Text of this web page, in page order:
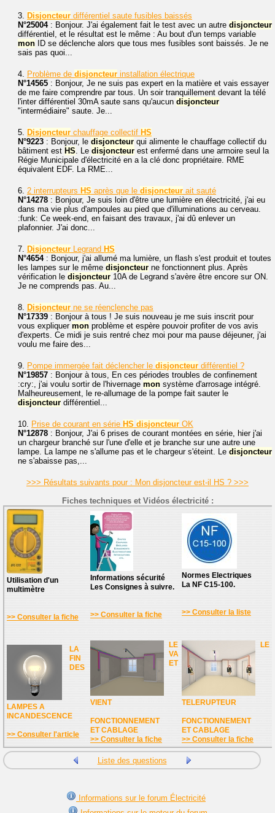
3. Disjoncteur différentiel saute fusibles baissés
N°25004: Bonjour. J'ai également fait le test avec un autre disjoncteur
différentiel, et le résultat est le même : Au bout d'un temps variable
mon ID se déclenche alors que tous mes fusibles sont baissés. Je ne
sais pas quoi...
4. Problème de disjoncteur installation électrique
N°14565 : Bonjour, Je ne suis pas expert en la matière et vais essayer
de me faire comprendre par tous. Un soir tranquillement devant la télé
l'inter différentiel 30mA saute sans qu'aucun disjoncteur
"intermédiaire" saute. Je...
5. Disjoncteur chauffage collectif HS
N°9223 : Bonjour, le disjoncteur qui alimente le chauffage collectif du
bâtiment est HS. Le disjoncteur est enfermé dans une armoire seul la
Régie Municipale d'électricité en a la clé donc propriétaire. RME
équivalent EDF. La RME...
6. 2 interrupteurs HS après que le disjoncteur ait sauté
N°14278 : Bonjour, Je suis loin d'être une lumière en électricité, j'ai eu
dans ma vie plus d'ampoules au pied que d'illuminations au cerveau.
:funk: Ce week-end, en faisant des travaux, j'ai dû enlever un
plafonnier. J'ai donc...
7. Disjoncteur Legrand HS
N°4654: Bonjour, j'ai allumé ma lumière, un flash s'est produit et toutes
les lampes sur le même disjoncteur ne fonctionnent plus. Après
vérification le disjoncteur 10A de Legrand s'avère être encore sur ON.
Je ne comprends pas. Au...
8. Disjoncteur ne se réenclenche pas
N°17339 : Bonjour à tous ! Je suis nouveau je me suis inscrit pour
vous expliquer mon problème et espère pouvoir profiter de vos avis
d'experts. Ce midi je suis rentré chez moi pour ma pause déjeuner, j'ai
voulu me faire des...
9. Pompe immergée fait déclencher le disjoncteur différentiel ?
N°19857 : Bonjour à tous, En ces périodes troubles de confinement
:cry:, j'ai voulu sortir de l'hivernage mon système d'arrosage intégré.
Malheureusement, le re-allumage de la pompe fait sauter le
disjoncteur différentiel...
10. Prise de courant en série HS disjoncteur OK
N°12878 : Bonjour, J'ai 6 prises de courant montées en série, hier j'ai
un chargeur branché sur l'une d'elle et je branche sur une autre une
lampe. La lampe ne s'allume pas et le chargeur s'éteint. Le disjoncteur
ne s'abaisse pas,...
>>> Résultats suivants pour : Mon disjoncteur est-il HS ? >>>
Fiches techniques et Vidéos électricité :
Utilisation d'un
multimètre
>> Consulter la fiche
Informations sécurité
Les Consignes à suivre.
>> Consulter la fiche
Normes Electriques
La NF C15-100.
>> Consulter la liste
LA
FIN
DES
LAMPES A
INCANDESCENCE
>> Consulter l'article
LE
VA
ET
VIENT
FONCTIONNEMENT
ET CABLAGE
>> Consulter la fiche
LE
TELERUPTEUR
FONCTIONNEMENT
ET CABLAGE
>> Consulter la fiche
Liste des questions
Informations sur le forum Électricité